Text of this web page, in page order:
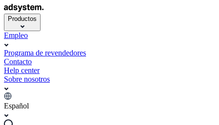
Productos
Empleo
Programa de revendedores
Contacto
Help center
Sobre nosotros
Español